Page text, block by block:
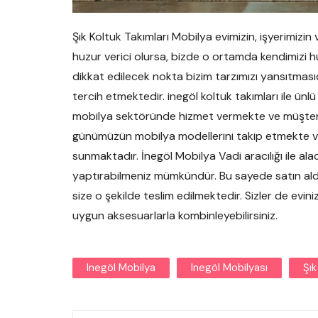
Şık Koltuk Takımları Mobilya evimizin,
huzur verici olursa, bizde o ortamda kendimizi
dikkat edilecek nokta bizim tarzımızı
tercih etmektedir. inegöl koltuk takımları ile
mobilya sektöründe hizmet vermekte ve
günümüzün mobilya modellerini takip etmekte
sunmaktadır. İnegöl Mobilya Vadi aracılığı ile
yaptırabilmeniz mümkündür. Bu sayede satın
size o şekilde teslim edilmektedir. Sizler de
uygun aksesuarlarla kombinleyebilirsiniz.
Inegöl Mobilya Inegöl Mobilyası